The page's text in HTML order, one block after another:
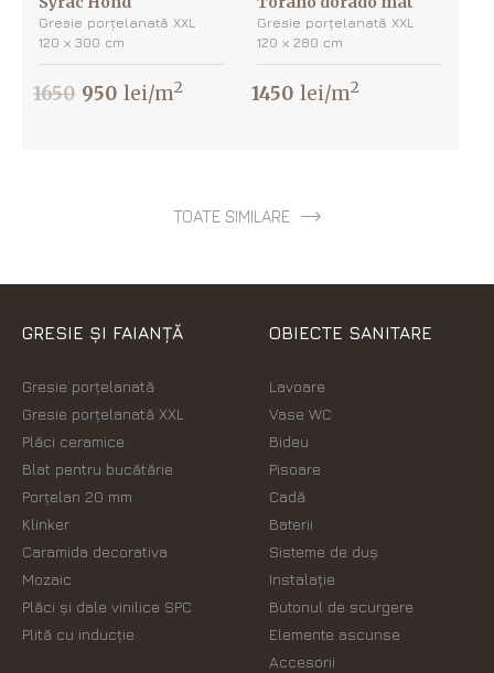
Gresie porțelanată XXL
120 х 300 cm
1650 950 lei/m2
Gresie porțelanată XXL
120 х 280 cm
1450 lei/m2
TOATE SIMILARE
GRESIE ȘI FAIANȚĂ
Gresie porțelanată
Gresie porțelanată XXL
Plăci ceramice
Blat pentru bucătărie
Porțelan 20 mm
Klinker
Caramida decorativa
Mozaic
Plăci şi dale vinilice SPC
Plită cu inducție
OBIECTE SANITARE
Lavoare
Vase WC
Bideu
Pisoare
Cadă
Baterii
Sisteme de duș
Instalație
Butonul de scurgere
Elemente ascunse
Accesorii